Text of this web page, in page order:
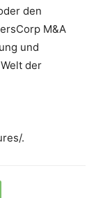
den
M&A
und
der
.